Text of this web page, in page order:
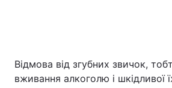
Відмова від згубних звичок,
вживання алкоголю і шкідливої